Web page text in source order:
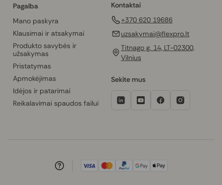
Specialūs efektai. Priklausomai nuo poreikių,
galima naudoti specialius efektus, tokius kaip
blizgus lakavimas, kuris suteikia paviršiui
spindesio, arba matinis paviršius, suteikiantis
prabangos ir elegancijos pojūtį.
Dėl personalizacijos galimybių ir aukštos kokybės
spaudos technologijų, fotoplakatai gali būti
pritaikyti pagal individualius poreikius, padedant
sukurti norimą poveikį.
Pagalba
Mano paskyra
Klausimai ir atsakymai
Produkto savybės ir
užsakymas
Pristatymas
Apmokėjimas
Idėjos ir patarimai
Reikalavimai spaudos failui
Kontaktai
+370 620 19686
uzsakymai@flexpro.lt
Titnago g. 14, LT-02300,
Vilnius
Sekite mus